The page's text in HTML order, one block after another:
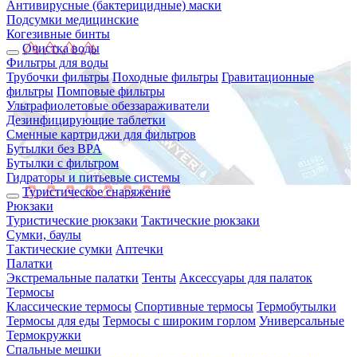
Антивирусные (бактерицидные) маски
Подсумки медицинские
Когезивные бинты
Очистка воды
Фильтры для воды
Трубочки фильтры Походные фильтры Гравитационные
фильтры Помповые фильтры
Ультрафиолетовые обеззараживатели
Дезинфицирующие таблетки
Сменные картриджи для фильтров
Бутылки без BPA
Бутылки с фильтром
Гидраторы и питьевые системы
Туристическое снаряжение
Рюкзаки
Туристические рюкзаки Тактические рюкзаки
Сумки, баулы
Тактические сумки Аптечки
Палатки
Экстремальные палатки Тенты Аксессуары для палаток
Термосы
Классические термосы Спортивные термосы Термобутылки
Термосы для еды Термосы с широким горлом Универсальные
Термокружки
Спальные мешки